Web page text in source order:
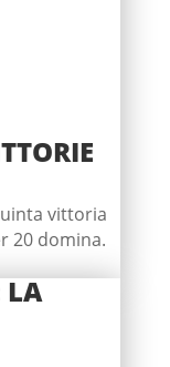
vittoria
20 domina.
LA